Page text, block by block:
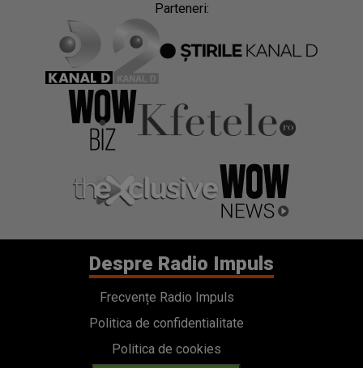
Parteneri:
Despre Radio Impuls
Frecvențe Radio Impuls
Politica de confidentialitate
Politica de cookies